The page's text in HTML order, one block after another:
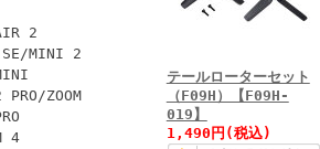
2
MINI 2
ZOOM
4
テールローターセット
（F09H）【F09H-
019】
1,490円 (税込)